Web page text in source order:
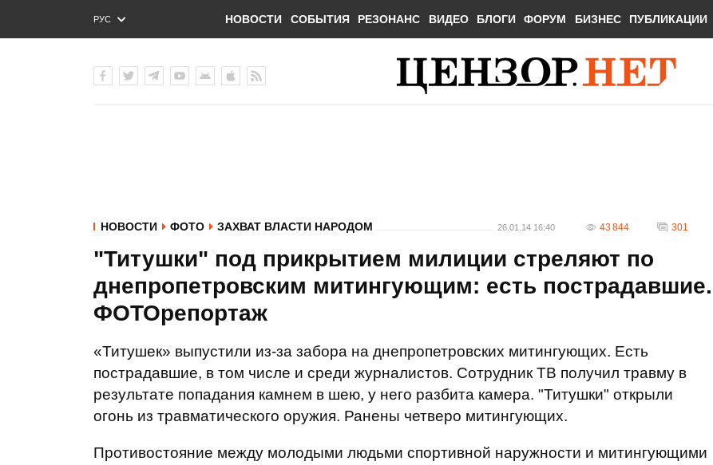
РУС
ENG
НОВОСТИ СОБЫТИЯ РЕЗОНАНС ВИДЕО БЛОГИ ФОРУМ БИЗНЕС ПУБЛИКАЦИИ
НОВОСТИ ФОТО ЗАХВАТ ВЛАСТИ НАРОДОМ 26.01.14 16:40 43 844 301
"Титушки" под прикрытием милиции стреляют по
днепропетровским митингующим: есть пострадавшие.
ФОТОрепортаж
«Титушек» выпустили из-за забора на днепропетровских митингующих. Есть
пострадавшие, в том числе и среди журналистов. Сотрудник ТВ получил травму в
результате попадания камнем в шею, у него разбита камера. "Титушки" открыли
огонь из травматического оружия. Ранены четверо митингующих.
Противостояние между молодыми людьми спортивной наружности и митингующими